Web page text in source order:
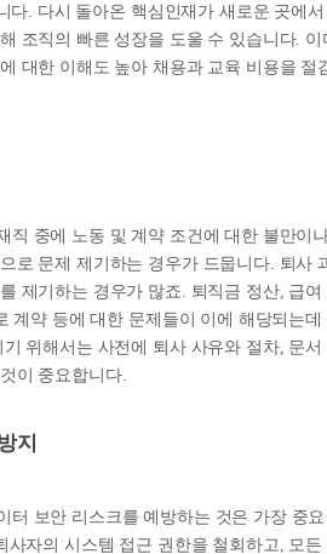
다. 다시 돌아온 핵심인재가 새로운 곳에서
조직의 빠른 성장을 도울 수 있습니다. 이
대한 이해도 높아 채용과 교육 비용을 절
직 중에 노동 및 계약 조건에 대한 불만이
로 문제 제기하는 경우가 드뭅니다. 퇴사
제기하는 경우가 많죠. 퇴직금 정산, 급여
계약 등에 대한 문제들이 이에 해당되는데
위해서는 사전에 퇴사 사유와 절차, 문서
이 중요합니다.
지
터 보안 리스크를 예방하는 것은 가장 중요
사자의 시스템 접근 권한을 철회하고, 모든